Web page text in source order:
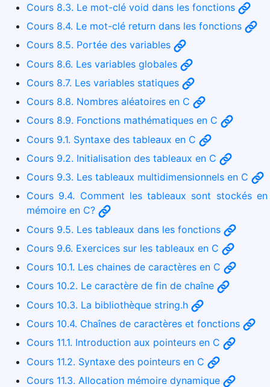
Cours 8.3. Le mot-clé void dans les fonctions
Cours 8.4. Le mot-clé return dans les fonctions
Cours 8.5. Portée des variables
Cours 8.6. Les variables globales
Cours 8.7. Les variables statiques
Cours 8.8. Nombres aléatoires en C
Cours 8.9. Fonctions mathématiques en C
Cours 9.1. Syntaxe des tableaux en C
Cours 9.2. Initialisation des tableaux en C
Cours 9.3. Les tableaux multidimensionnels en C
Cours 9.4. Comment les tableaux sont stockés en
mémoire en C?
Cours 9.5. Les tableaux dans les fonctions
Cours 9.6. Exercices sur les tableaux en C
Cours 10.1. Les chaines de caractères en C
Cours 10.2. Le caractère de fin de chaîne
Cours 10.3. La bibliothèque string.h
Cours 10.4. Chaînes de caractères et fonctions
Cours 11.1. Introduction aux pointeurs en C
Cours 11.2. Syntaxe des pointeurs en C
Cours 11.3. Allocation mémoire dynamique